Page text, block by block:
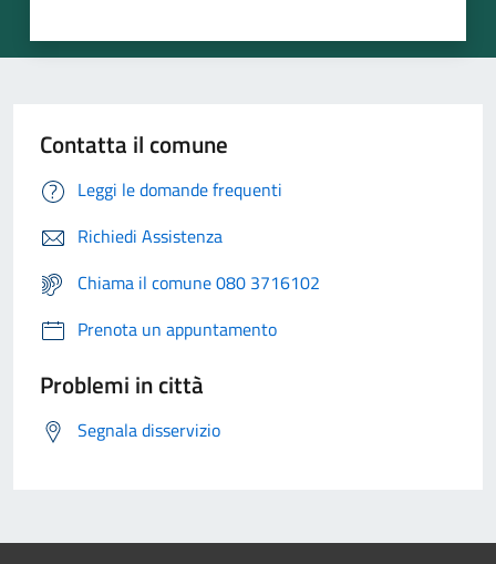
Contatta il comune
Leggi le domande frequenti
Richiedi Assistenza
Chiama il comune 080 3716102
Prenota un appuntamento
Problemi in città
Segnala disservizio